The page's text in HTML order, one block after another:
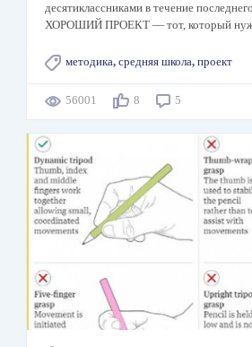
десятиклассниками в течение
ХОРОШИЙ ПРОЕКТ —​ тот, который
методика, средняя школа, проект
56001 8 5